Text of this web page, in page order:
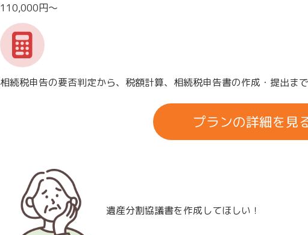
110,000円～
相続税申告の要否判定から、税額計算、相続税申告書の作成・提出ま
プランの詳細を見
遺産分割協議書を作成してほしい！